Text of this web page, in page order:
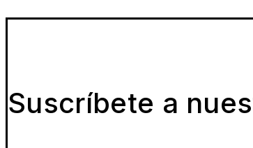
Suscríbete a